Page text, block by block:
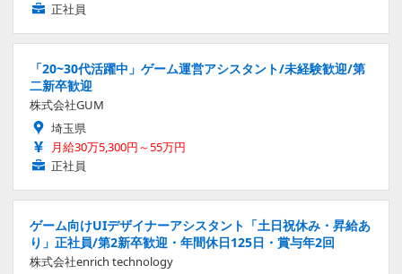
正社員
「20~30代活躍中」ゲーム運営アシスタント/未経験歓迎/第
二新卒歓迎
株式会社GUM
埼玉県
月給30万5,300円～55万円
正社員
ゲーム向けUIデザイナーアシスタント「土日祝休み・昇給あ
り」正社員/第2新卒歓迎・年間休日125日・賞与年2回
株式会社enrich technology